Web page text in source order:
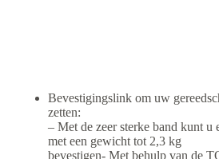
Bevestigingslink om uw
zetten:
– Met de zeer sterke band kunt u
met een gewicht tot 2,3 kg
bevestigen- Met behulp van de